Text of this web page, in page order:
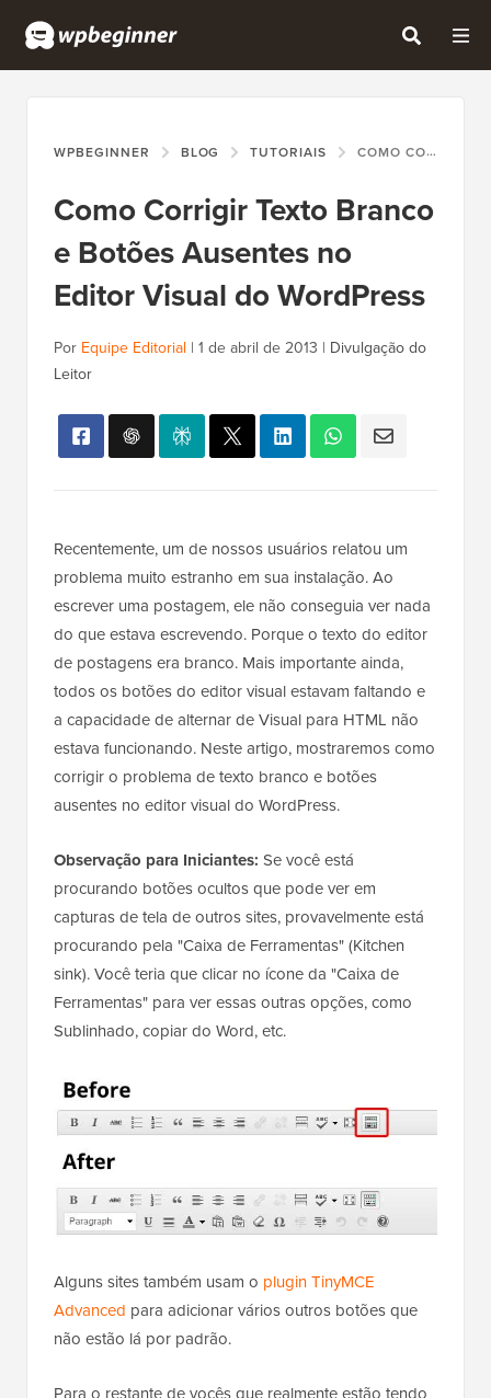
WPBEGINNER BLOG TUTORIAIS COMO CORRIGIR TEXTO BRANCO E BOTÕES AUSENTES NO EDITOR VISUAL DO WORDPRESS
Como Corrigir Texto Branco
e Botões Ausentes no
Editor Visual do WordPress
Por Equipe Editorial | 1 de abril de 2013 | Divulgação do
Leitor
Recentemente, um de nossos usuários relatou um
problema muito estranho em sua instalação. Ao
escrever uma postagem, ele não conseguia ver nada
do que estava escrevendo. Porque o texto do editor
de postagens era branco. Mais importante ainda,
todos os botões do editor visual estavam faltando e
a capacidade de alternar de Visual para HTML não
estava funcionando. Neste artigo, mostraremos como
corrigir o problema de texto branco e botões
ausentes no editor visual do WordPress.
Observação para Iniciantes: Se você está
procurando botões ocultos que pode ver em
capturas de tela de outros sites, provavelmente está
procurando pela "Caixa de Ferramentas" (Kitchen
sink). Você teria que clicar no ícone da "Caixa de
Ferramentas" para ver essas outras opções, como
Sublinhado, copiar do Word, etc.
Alguns sites também usam o plugin TinyMCE
Advanced para adicionar vários outros botões que
não estão lá por padrão.
Para o restante de vocês que realmente estão tendo